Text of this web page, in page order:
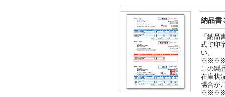
納品書
「納
式で印
い。
この製
在庫状
場合が